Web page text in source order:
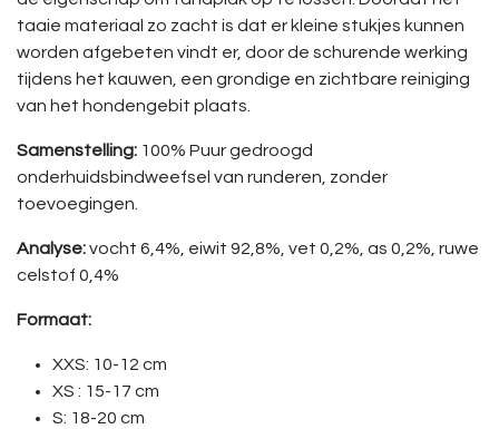
taaie materiaal zo zacht is dat er kleine stukjes kunnen
worden afgebeten vindt er, door de schurende werking
tijdens het kauwen, een grondige en zichtbare reiniging
van het hondengebit plaats.
Samenstelling: 100% Puur gedroogd
onderhuidsbindweefsel van runderen, zonder
toevoegingen.
Analyse:vocht 6,4%, eiwit 92,8%, vet 0,2%, as 0,2%, ruwe
celstof 0,4%
Formaat:
XXS: 10-12 cm
XS : 15-17 cm
S: 18-20 cm